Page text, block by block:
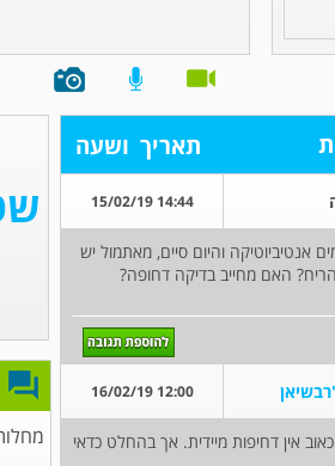
תאריך ושעה
14:44 15/02/19
בני בן 1.9 מרבה בלדקות אוזניים, כרגע לאחר דלקת אוזניים קיבל לפני 3 ימים אנטיביוטיקה והיום סיים, מאתמול יש
האם מחייב בדיקה דחופה?
12:00 16/02/19
אין דחיפות מיידית. אך בהחלט כדאי